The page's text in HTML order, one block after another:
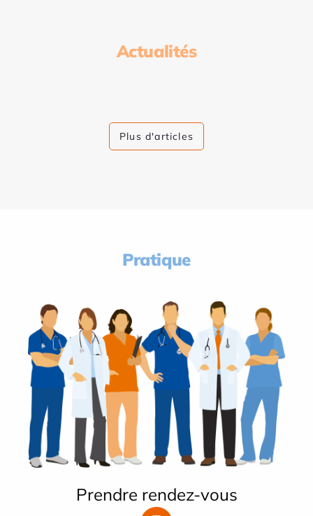
Actualités
Plus d'articles
Pratique
Prendre rendez-vous